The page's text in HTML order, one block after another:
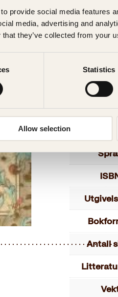
provide social media features
media, advertising and
they’ve collected from your
Statistics
Allow selection
Beskrivelse
Boka
Antall